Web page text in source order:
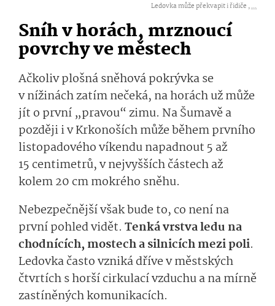
Ledovka může překvapit i řidiče ,...
Sníh v horách, mrznoucí
povrchy ve městech
Ačkoliv plošná sněhová pokrývka se
v nížinách zatím nečeká, na horách už může
jít o první „pravou“ zimu. Na Šumavě a
později i v Krkonoších může během prvního
listopadového víkendu napadnout 5 až
15 centimetrů, v nejvyšších částech až
kolem 20 cm mokrého sněhu.
Nebezpečnější však bude to, co není na
první pohled vidět. Tenká vrstva ledu na
chodnících, mostech a silnicích mezi poli.
Ledovka často vzniká dříve v městských
čtvrtích s horší cirkulací vzduchu a na mírně
zastíněných komunikacích.